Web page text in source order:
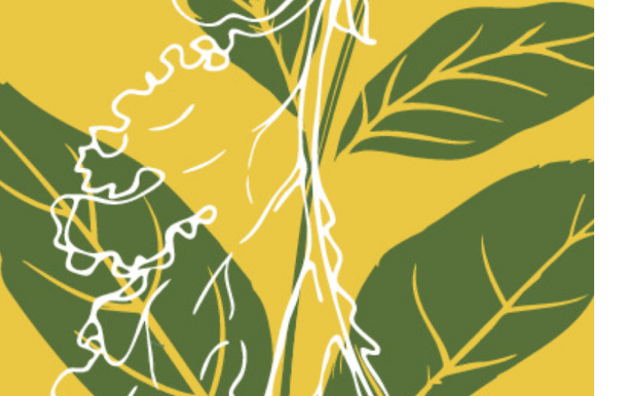
Espresso) / Verbindliche Reservationen gerneper Email .
Der Anlass startet pünktlich um 18 Uhr.
Stornobedingungen: 14 Tage im Voraus 50%,
anschliessend 100%
Achtung: Der Anlass ist ausgebucht. Wir führen eine
Warteliste.